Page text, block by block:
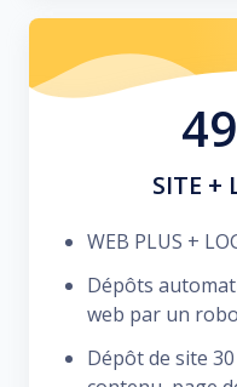
SITE +
WEB PLUS +
Dépôts
web par un
Dépôt de site